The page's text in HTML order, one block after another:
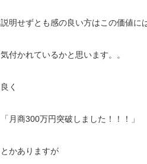
説明せずとも感の良い方はこの価値に
気付かれているかと思います。。
良く
「月商300万円突破しました！！！」
とかありますが